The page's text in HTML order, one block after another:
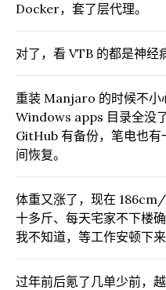
Docker，套了层代理。
对了，看 VTB 的都是神经
重装 Manjaro 的时候不
Windows apps 目录全没
GitHub 有备份，笔电也
间恢复。
体重又涨了，现在
十多斤、每天宅家不下楼
我不知道，等工作安顿下来
过年前后氪了几单少前，